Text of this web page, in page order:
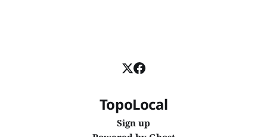
TopoLocal
Sign up